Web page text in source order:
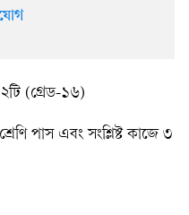
২টি (গ্রেড-১৬)
পাস এবং সংশ্লিষ্ট কাজে ৩